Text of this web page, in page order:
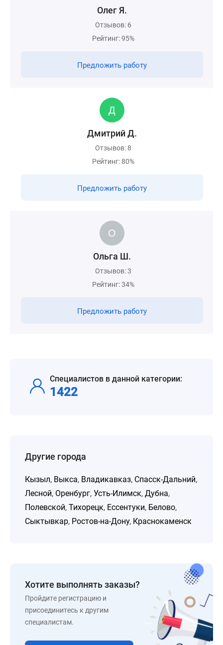
Олег Я.
Отзывов: 6
Рейтинг: 95%
Предложить работу
Дмитрий Д.
Отзывов: 8
Рейтинг: 80%
Предложить работу
Ольга Ш.
Отзывов: 3
Рейтинг: 34%
Предложить работу
Специалистов в данной категории:
1422
Другие города
Кызыл, Выкса, Владикавказ, Спасск-Дальний,
Лесной, Оренбург, Усть-Илимск, Дубна,
Полевской, Тихорецк, Ессентуки, Белово,
Сыктывкар, Ростов-на-Дону, Краснокаменск
Хотите выполнять заказы?
Пройдите регистрацию и
присоединитесь к другим
специалистам.